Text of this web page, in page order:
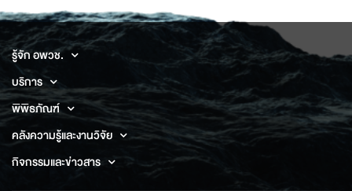
รู้จัก อพวช.
บริการ
พิพิธภัณฑ์
คลังความรู้และงานวิจัย
กิจกรรมและข่าวสาร